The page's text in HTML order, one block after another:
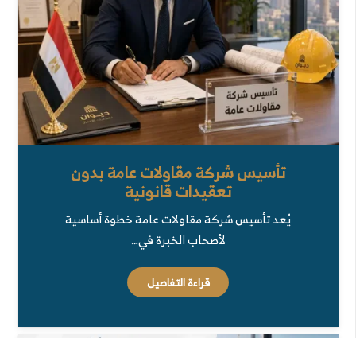
تأسيس شركة مقاولات عامة بدون
تعقيدات قانونية
يُعد تأسيس شركة مقاولات عامة خطوة أساسية
لأصحاب الخبرة في…
قراءة التفاصيل